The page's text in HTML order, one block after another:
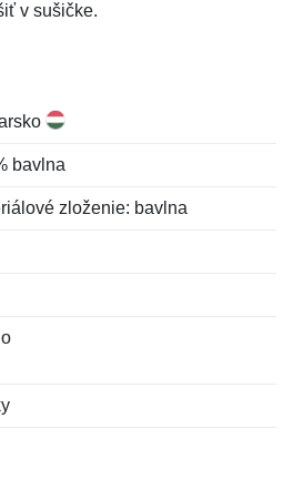
v sušičke.
bavlna
zloženie: bavlna